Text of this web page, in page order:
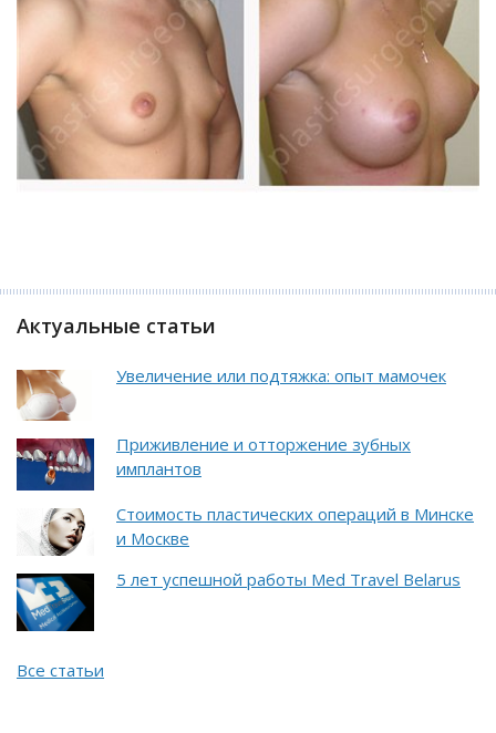
Актуальные статьи
Увеличение или подтяжка: опыт мамочек
Приживление и отторжение зубных
имплантов
Стоимость пластических операций в Минске
и Москве
5 лет успешной работы Med Travel Belarus
Все статьи